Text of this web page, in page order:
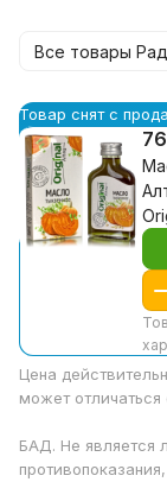
Все товары
Товар снят с
Цена
может отличаться
БАД. Не является